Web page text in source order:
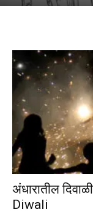
अंधारातील
Diwali